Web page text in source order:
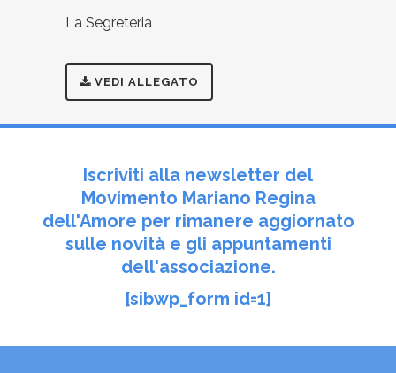
La Segreteria
VEDI ALLEGATO
Iscriviti alla newsletter del
Movimento Mariano Regina
dell'Amore per rimanere aggiornato
sulle novità e gli appuntamenti
dell'associazione.
[sibwp_form id=1]